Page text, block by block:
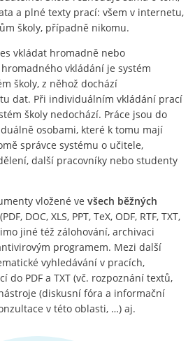
a plné texty prací: všem v internetu,
školy, případně nikomu.
vkládat hromadně nebo
vkládání je systém
školy, z něhož dochází
dat. Při individuálním vkládání prací
školy nedochází. Práce jsou do
osobami, které k tomu mají
správce systému o učitele,
další pracovníky nebo studenty
vložené ve všech běžných
(PDF, DOC, XLS, PPT, TeX, ODF, RTF, TXT,
jiné též zálohování, archivaci
programem. Mezi další
vyhledávání v pracích,
do PDF a TXT (vč. rozpoznání textů,
(diskusní fóra a informační
v této oblasti, …) aj.